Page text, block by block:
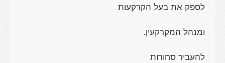
לספק את בעל הקרקעות
ומנהל המקרקעין.
להעביר סחורות